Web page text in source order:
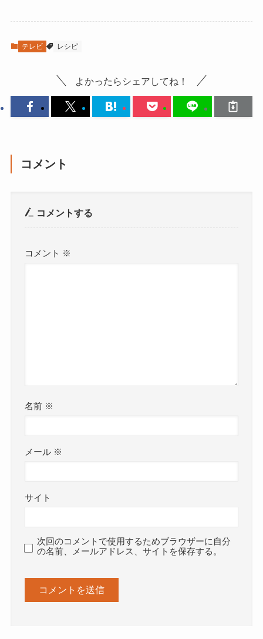
テレビ レシピ
よかったらシェアしてね！
コメント
コメントする
コメント ※
名前 ※
メール ※
サイト
次回のコメントで使用するためブラウザーに自分
の名前、メールアドレス、サイトを保存する。